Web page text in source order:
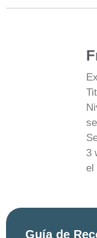
3
el
Guía de